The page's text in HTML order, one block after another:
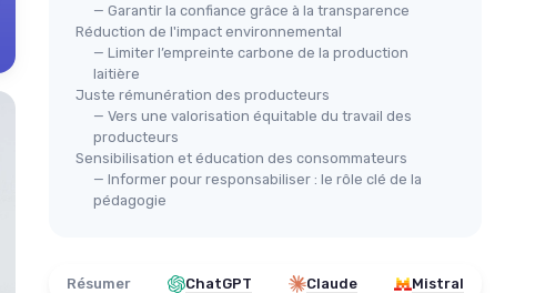
— Garantir la confiance grâce à la transparence
Réduction de l'impact environnemental
— Limiter l’empreinte carbone de la production
laitière
Juste rémunération des producteurs
— Vers une valorisation équitable du travail des
producteurs
Sensibilisation et éducation des consommateurs
— Informer pour responsabiliser : le rôle clé de la
pédagogie
Résumer ChatGPT Claude Mistral